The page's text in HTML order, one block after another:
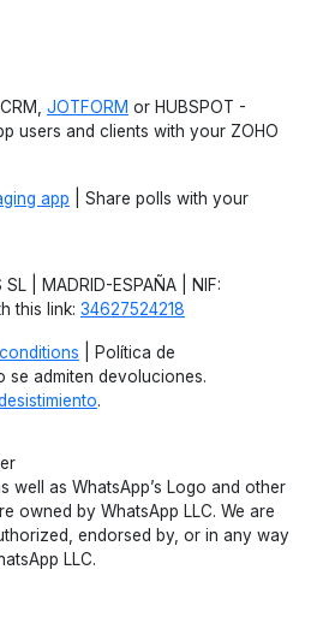
JOTFORM or HUBSPOT -
users and clients with your ZOHO
app | Share polls with your
SL | MADRID-ESPAÑA | NIF:
this link: 34627524218
| Política de
admiten devoluciones.
.
well as WhatsApp’s Logo and other
owned by WhatsApp LLC. We are
endorsed by, or in any way
LLC.